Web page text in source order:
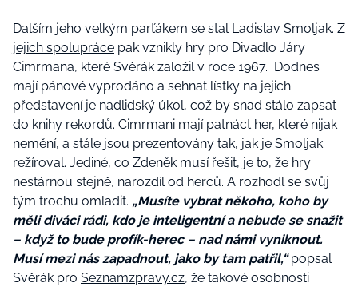
Dalším jeho velkým parťákem se stal Ladislav Smoljak. Z
jejich spolupráce pak vznikly hry pro Divadlo Járy
Cimrmana, které Svěrák založil v roce 1967. Dodnes
mají pánové vyprodáno a sehnat lístky na jejich
představení je nadlidský úkol, což by snad stálo zapsat
do knihy rekordů. Cimrmani mají patnáct her, které nijak
nemění, a stále jsou prezentovány tak, jak je Smoljak
režíroval. Jediné, co Zdeněk musí řešit, je to, že hry
nestárnou stejně, narozdíl od herců. A rozhodl se svůj
tým trochu omladit. „Musíte vybrat někoho, koho by
měli diváci rádi, kdo je inteligentní a nebude se snažit
– když to bude profík-herec – nad námi vyniknout.
Musí mezi nás zapadnout, jako by tam patřil,“popsal
Svěrák pro Seznamzpravy.cz, že takové osobnosti